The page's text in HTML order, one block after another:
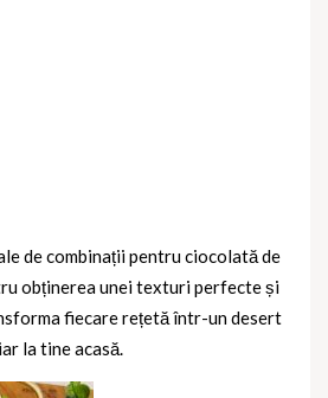
de combinații pentru ciocolată de
obținerea unei texturi perfecte și
fiecare rețetă într-un desert
la tine acasă.